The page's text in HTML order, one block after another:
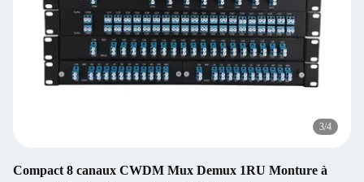
3/4
Compact 8 canaux CWDM Mux Demux 1RU Monture à